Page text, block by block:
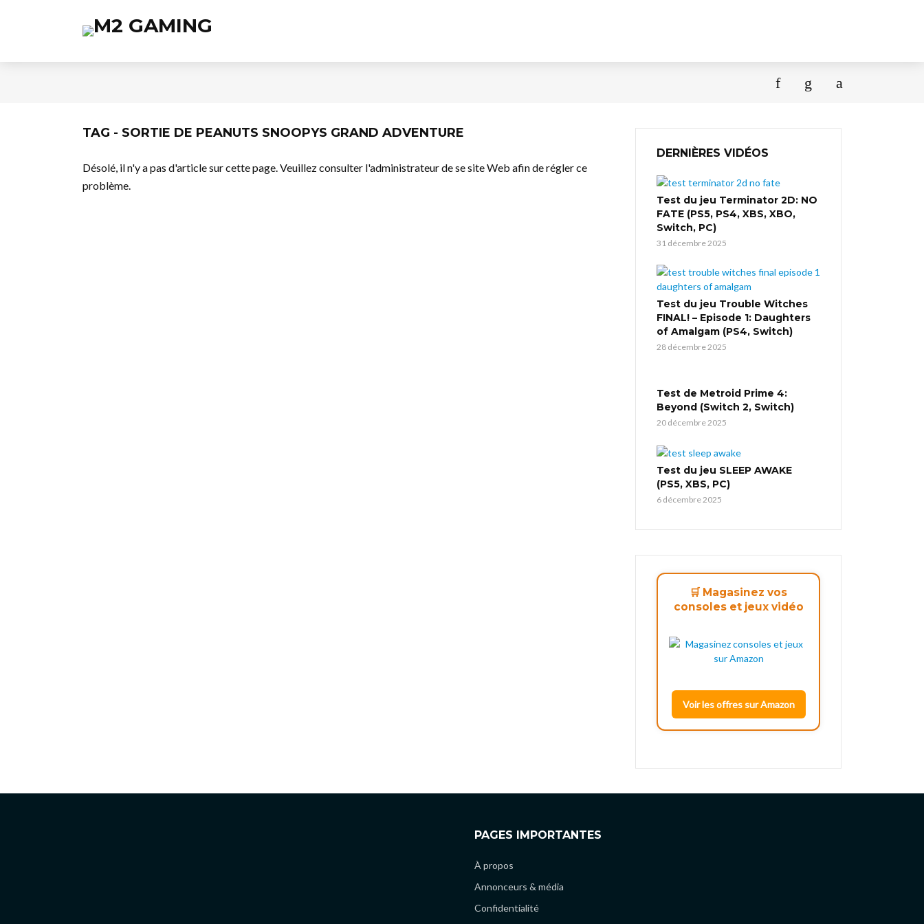
TAG - SORTIE DE PEANUTS SNOOPYS GRAND ADVENTURE
Désolé, il n'y a pas d'article sur cette page. Veuillez consulter l'administrateur de se site Web afin de régler ce
problème.
DERNIÈRES VIDÉOS
Test du jeu Terminator 2D: NO
FATE (PS5, PS4, XBS, XBO,
Switch, PC)
31 décembre 2025
Test du jeu Trouble Witches
FINAL! – Episode 1: Daughters
of Amalgam (PS4, Switch)
28 décembre 2025
Test de Metroid Prime 4:
Beyond (Switch 2, Switch)
20 décembre 2025
Test du jeu SLEEP AWAKE
(PS5, XBS, PC)
6 décembre 2025
🛒 Magasinez vos
consoles et jeux vidéo
Voir les offres sur Amazon
PAGES IMPORTANTES
À propos
Annonceurs & média
Confidentialité